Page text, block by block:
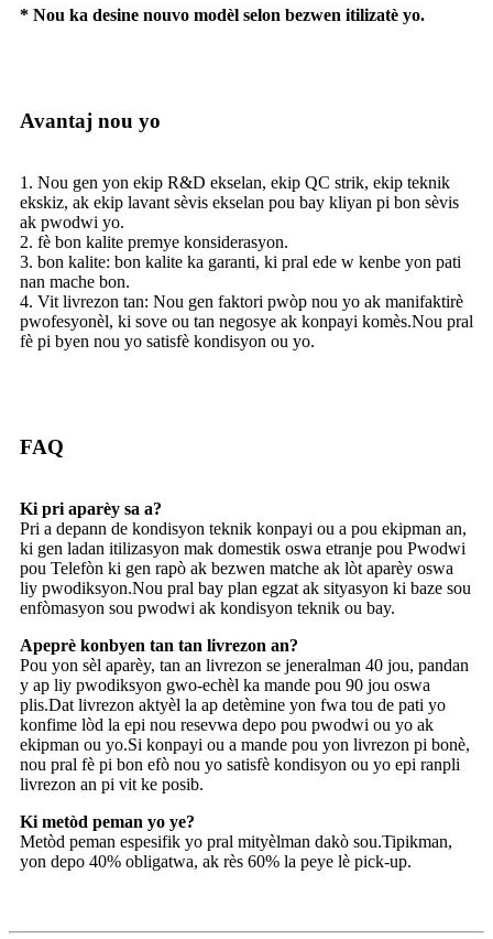
* Nou ka desine nouvo modèl selon bezwen itilizatè yo.
Avantaj nou yo
1. Nou gen yon ekip R&D ekselan, ekip QC strik, ekip teknik
ekskiz, ak ekip lavant sèvis ekselan pou bay kliyan pi bon sèvis
ak pwodwi yo.
2. fè bon kalite premye konsiderasyon.
3. bon kalite: bon kalite ka garanti, ki pral ede w kenbe yon pati
nan mache bon.
4. Vit livrezon tan: Nou gen faktori pwòp nou yo ak manifaktirè
pwofesyonèl, ki sove ou tan negosye ak konpayi komès.Nou pral
fè pi byen nou yo satisfè kondisyon ou yo.
FAQ
Ki pri aparèy sa a?
Pri a depann de kondisyon teknik konpayi ou a pou ekipman an,
ki gen ladan itilizasyon mak domestik oswa etranje pou Pwodwi
pou Telefòn ki gen rapò ak bezwen matche ak lòt aparèy oswa
liy pwodiksyon.Nou pral bay plan egzat ak sityasyon ki baze sou
enfòmasyon sou pwodwi ak kondisyon teknik ou bay.
Apeprè konbyen tan tan livrezon an?
Pou yon sèl aparèy, tan an livrezon se jeneralman 40 jou, pandan
y ap liy pwodiksyon gwo-echèl ka mande pou 90 jou oswa
plis.Dat livrezon aktyèl la ap detèmine yon fwa tou de pati yo
konfime lòd la epi nou resevwa depo pou pwodwi ou yo ak
ekipman ou yo.Si konpayi ou a mande pou yon livrezon pi bonè,
nou pral fè pi bon efò nou yo satisfè kondisyon ou yo epi ranpli
livrezon an pi vit ke posib.
Ki metòd peman yo ye?
Metòd peman espesifik yo pral mityèlman dakò sou.Tipikman,
yon depo 40% obligatwa, ak rès 60% la peye lè pick-up.